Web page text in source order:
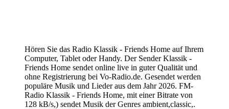
Hören Sie das Radio Klassik - Friends Home auf Ihrem
Computer, Tablet oder Handy. Der Sender Klassik -
Friends Home sendet online live in guter Qualität und
ohne Registrierung bei Vo-Radio.de. Gesendet werden
populäre Musik und Lieder aus dem Jahr 2026. FM-
Radio Klassik - Friends Home, mit einer Bitrate von
128 kB/s,) sendet Musik der Genres ambient,classic,.